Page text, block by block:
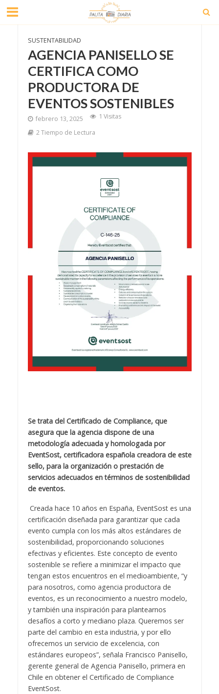
SUSTENTABILIDAD
AGENCIA PANISELLO SE
CERTIFICA COMO
PRODUCTORA DE
EVENTOS SOSTENIBLES
febrero 13, 2025
1 Visitas
2 Tiempo de Lectura
Se trata del Certificado de Compliance, que
asegura que la agencia dispone de una
metodología adecuada y homologada por
EventSost, certificadora española creadora de este
sello, para la organización o prestación de
servicios adecuados en términos de sostenibilidad
de eventos.
Creada hace 10 años en España, EventSost es una
certificación diseñada para garantizar que cada
evento cumpla con los más altos estándares de
sostenibilidad, proporcionando soluciones
efectivas y eficientes. Este concepto de evento
sostenible se refiere a minimizar el impacto que
tengan estos encuentros en el medioambiente, “y
para nosotros, como agencia productora de
eventos, es un reconocimiento a nuestro modelo,
y también una inspiración para plantearnos
desafíos a corto y mediano plaza. Queremos ser
parte del cambio en esta industria, y por ello
ofrecemos un servicio de excelencia, con
estándares europeos”, señala Francisco Panisello,
gerente general de Agencia Panisello, primera en
Chile en obtener el Certificado de Compliance
EventSost.